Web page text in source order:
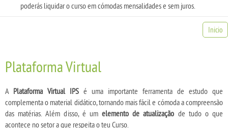
poderás liquidar o curso em cómodas mensalidades e sem juros.
Inicio
Plataforma Virtual
A Plataforma Virtual IPS é uma importante ferramenta de estudo que
complementa o material didático, tornando mais fácil e cómoda a compreensão
das matérias. Além disso, é um elemento de atualização de tudo o que
acontece no setor a que respeita o teu Curso.